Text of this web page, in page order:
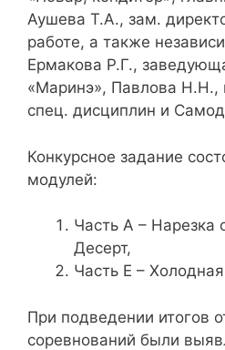
Аушева Т.А., зам.
работе, а также
Ермакова Р.Г.,
«Маринэ», Павлова Н.Н.,
спец. дисциплин и
Конкурсное задание
модулей:
Часть А – Нарезка
Десерт,
Часть Е – Холодная
При подведении итогов
соревнований были